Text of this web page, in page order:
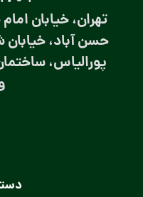
تهران، خیابان
حسن آباد،